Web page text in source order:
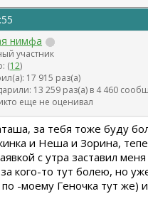
нимфа
участник
(12)
17 915 раз(а)
13 259 раз(а) в 4 460
еще не оценивал
за тебя тоже буду
и Неша и Зорина,
с утра заставил меня
кого-то тут болею, но
-моему Геночка тут же)